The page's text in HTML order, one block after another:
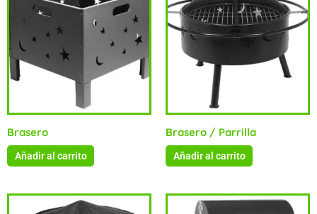
Brasero
Añadir al carrito
Brasero / Parrilla
Añadir al carrito